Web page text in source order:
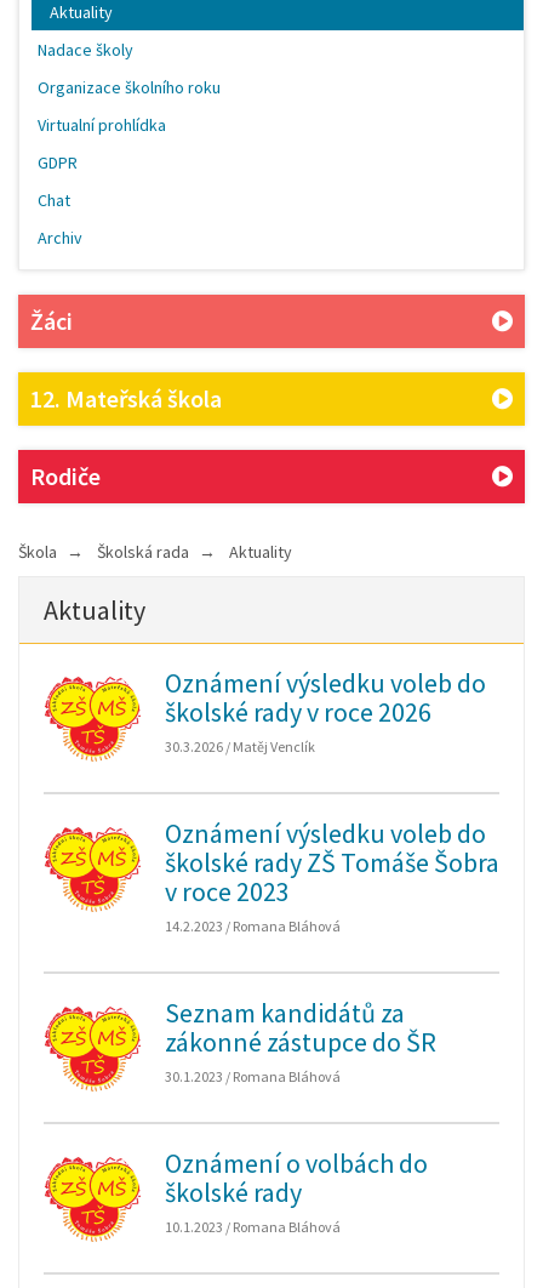
Aktuality
Nadace školy
Organizace školního roku
Virtualní prohlídka
GDPR
Chat
Archiv
Žáci
12. Mateřská škola
Rodiče
Škola Školská rada Aktuality
Aktuality
Oznámení výsledku voleb do
školské rady v roce 2026
30.3.2026 / Matěj Venclík
Oznámení výsledku voleb do
školské rady ZŠ Tomáše Šobra
v roce 2023
14.2.2023 / Romana Bláhová
Seznam kandidátů za
zákonné zástupce do ŠR
30.1.2023 / Romana Bláhová
Oznámení o volbách do
školské rady
10.1.2023 / Romana Bláhová